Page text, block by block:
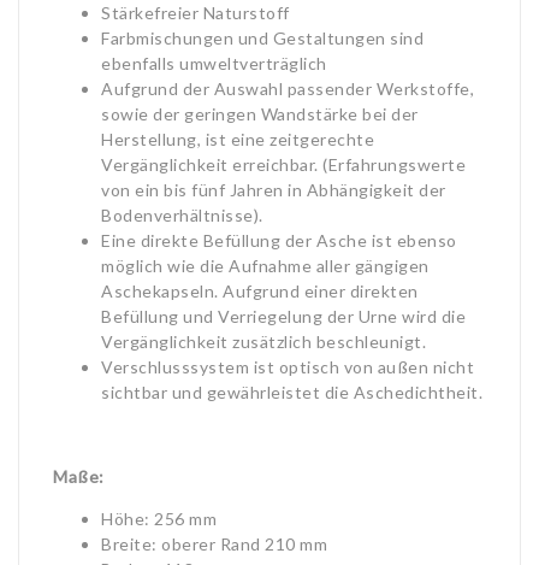
Stärkefreier Naturstoff
Farbmischungen und Gestaltungen sind
ebenfalls umweltverträglich
Aufgrund der Auswahl passender Werkstoffe,
sowie der geringen Wandstärke bei der
Herstellung, ist eine zeitgerechte
Vergänglichkeit erreichbar. (Erfahrungswerte
von ein bis fünf Jahren in Abhängigkeit der
Bodenverhältnisse).
Eine direkte Befüllung der Asche ist ebenso
möglich wie die Aufnahme aller gängigen
Aschekapseln. Aufgrund einer direkten
Befüllung und Verriegelung der Urne wird die
Vergänglichkeit zusätzlich beschleunigt.
Verschlusssystem ist optisch von außen nicht
sichtbar und gewährleistet die Aschedichtheit.
Maße:
Höhe: 256 mm
Breite: oberer Rand 210 mm